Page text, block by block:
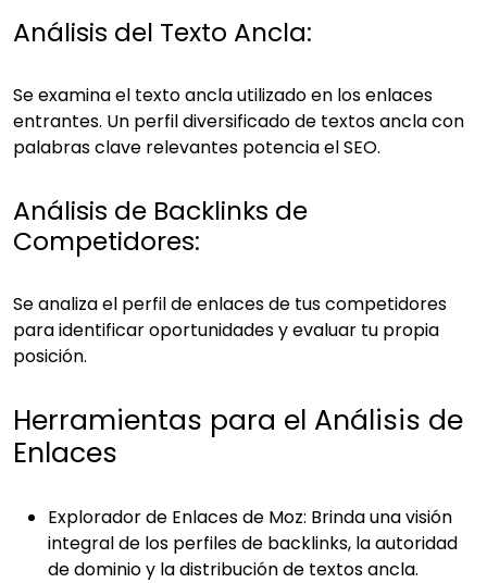
Análisis del Texto Ancla:
Se examina el texto ancla utilizado en los enlaces
entrantes. Un perfil diversificado de textos ancla con
palabras clave relevantes potencia el SEO.
Análisis de Backlinks de
Competidores:
Se analiza el perfil de enlaces de tus competidores
para identificar oportunidades y evaluar tu propia
posición.
Herramientas para el Análisis de
Enlaces
Explorador de Enlaces de Moz: Brinda una visión
integral de los perfiles de backlinks, la autoridad
de dominio y la distribución de textos ancla.